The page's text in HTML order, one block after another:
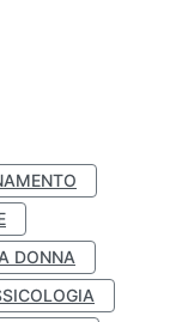
DONNA